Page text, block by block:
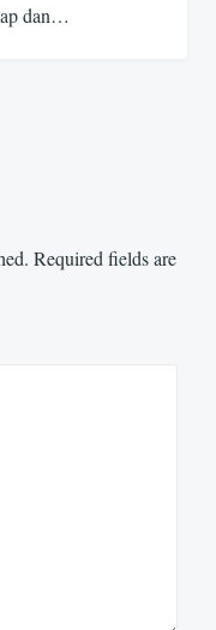
dan…
Required fields are